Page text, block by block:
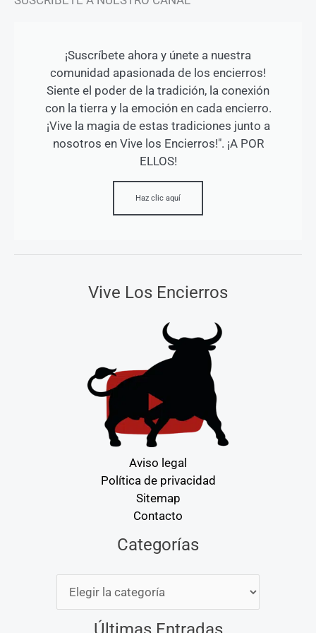
¡Suscríbete ahora y únete a nuestra
comunidad apasionada de los encierros!
Siente el poder de la tradición, la conexión
con la tierra y la emoción en cada encierro.
¡Vive la magia de estas tradiciones junto a
nosotros en Vive los Encierros!". ¡A POR
ELLOS!
Haz clic aquí
Vive Los Encierros
Aviso legal
Política de privacidad
Sitemap
Contacto
Categorías